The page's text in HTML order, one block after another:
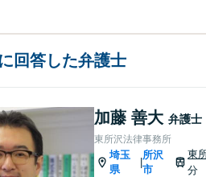
回答した弁護士
加藤 善大 弁護士
東所沢法律事務所
埼玉
県
所沢
市
東
分